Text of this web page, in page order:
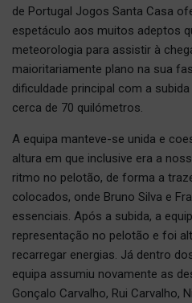
de Portugal Jogos Santa Casa
espetáculo aos muitos adeptos
meteorologia para assistir à
maioritariamente plano na sua
dificuldade principal com a
cerca de 70 quilómetros.
A equipa manteve-se unida e
altura em que inclusive era a
ritmo no pelotão, de forma a
colocados, onde Bruno Silva e
essenciais. Após a subida, a
representação no pelotão e foi
recarregar energias. Já dentro
equipa assumiu novamente as
Gonçalo Carvalho, Rui Carvalho,